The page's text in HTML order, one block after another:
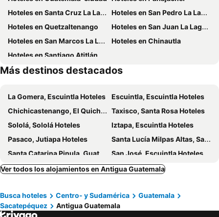
Naif Boutique Hotel
Hotel Casa Realeza
Nico Hotel
Hotel Eterna Primavera Antigua
Hotel Casa Rustica by AHS
La Villa Serena
La Capitanía
Posada Doña Luisa
Parador de Antigua
Good Hotel Antigua
Hospedaje el Viajero Antigua ll
Casa De Leon
Luna Maya Antigua
El Convento Boutique Hotel
Hotel Casa Carmina by AHS
Don Valentino
Casa Mia Hotel
Volko Hostel
El Carmen Suites
Cermeños House
Dionisio Inn
Hotel San Jorge By Porta Hotels
Casa Encantada
Hotel La Galeria
Posada San Vicente by AHS
Hoteles en Santa Cruz La Laguna
Hoteles en San Pedro La Laguna
Hoteles en Quetzaltenango
Hoteles en San Juan La Laguna
Hoteles en San Marcos La Laguna
Hoteles en Chinautla
Hoteles en Santiago Atitlán
Más destinos destacados
La Gomera, Escuintla Hoteles
Escuintla, Escuintla Hoteles
Chichicastenango, El Quiché Hoteles
Taxisco, Santa Rosa Hoteles
Sololá, Sololá Hoteles
Iztapa, Escuintla Hoteles
Pasaco, Jutiapa Hoteles
Santa Lucía Milpas Altas, Sacatepéquez Hoteles
Santa Catarina Pinula, Guatemala Hoteles
San José, Escuintla Hoteles
Ciudad Vieja, Sacatepéquez Hoteles
Mixco, Guatemala Hoteles
Santa Lucía Cotzumalguapa, Escuintla Hoteles
San Antonio Palopó, Sololá Hoteles
Patulul, Suchitepequez Hoteles
Chiquimulilla, Santa Rosa Hoteles
Ver todos los alojamientos en Antigua Guatemala
Busca hoteles Centro- y Sudamérica
Guatemala
Sacatepéquez
Antigua Guatemala